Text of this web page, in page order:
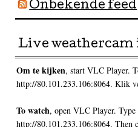
Onbekende feed
Live
Om te kijken, start VLC Player.
http://80.101.233.106:8064. Klik
To watch, open VLC Player.
http://80.101.233.106:8064. Then